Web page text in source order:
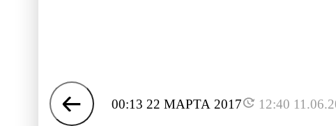
00:13 22 МАРТА 2017 12:40